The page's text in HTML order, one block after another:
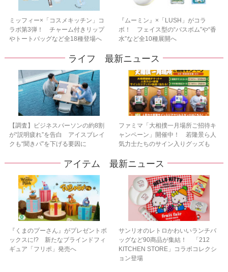
ミッフィー×「コスメキッチン」コ
ラボ第3弾！ チャーム付きリップ
やトートバッグなど全18種登場へ
『ムーミン』×「LUSH」がコラ
ボ！ フェイス型の“バスボム”や“香
水”など全10種展開へ
ライフ 最新ニュース
【調査】ビジネスパーソンの約8割
が“説明疲れ”を告白 アイスブレイ
クも“聞きパ”を下げる要因に
ファミマ「大相撲一月場所ご招待キ
ャンペーン」開催中！ 若隆景ら人
気力士たちのサイン入りグッズも
アイテム 最新ニュース
『くまのプーさん』がプレゼントボ
ックスに!? 新たなブラインドフィ
ギュア「フリポ」発売へ
サンリオのレトロかわいいランチバ
ッグなど90商品が集結！ 「212
KITCHEN STORE」コラボコレクシ
ョン登場